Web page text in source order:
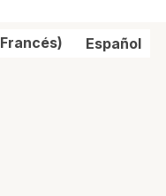
Francés) Español